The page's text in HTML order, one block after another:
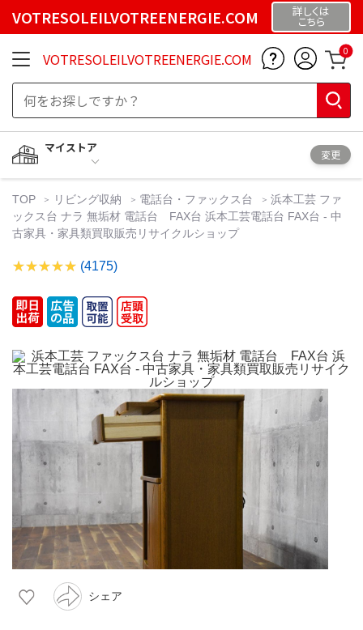
VOTRESOLEILVOTREENERGIE.COM 詳しくは
こちら
VOTRESOLEILVOTREENERGIE.COM 0
マイストア
変更
TOP リビング収納 電話台・ファックス台
浜本工芸 ファ
ックス台 ナラ 無垢材 電話台 FAX台 浜本工芸電話台 FAX台 - 中
古家具・家具類買取販売リサイクルショップ
(4175)
シェア